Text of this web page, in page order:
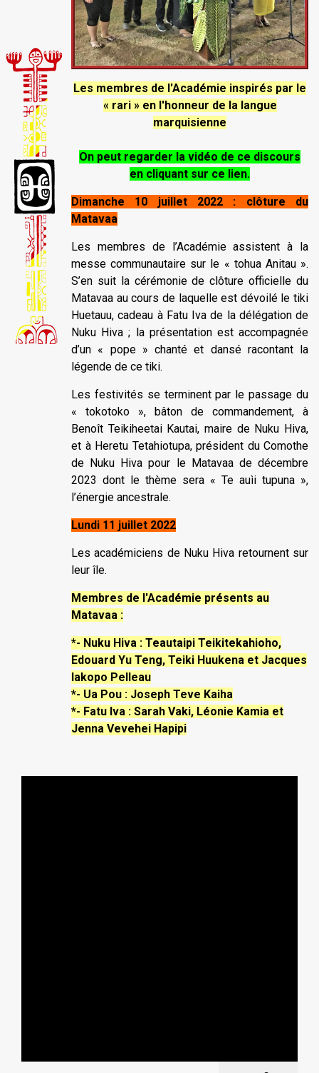
Les membres de l'Académie inspirés par le
« rari » en l'honneur de la langue
marquisienne
On peut regarder la vidéo de ce discours
en cliquant sur ce lien.
Dimanche 10 juillet 2022 : clôture du
Matavaa
Les membres de l’Académie assistent à la
messe communautaire sur le « tohua Anitau ».
S’en suit la cérémonie de clôture officielle du
Matavaa au cours de laquelle est dévoilé le tiki
Huetauu, cadeau à Fatu Iva de la délégation de
Nuku Hiva ; la présentation est accompagnée
d’un « pope » chanté et dansé racontant la
légende de ce tiki.
Les festivités se terminent par le passage du
« tokotoko », bâton de commandement, à
Benoît Teikiheetai Kautai, maire de Nuku Hiva,
et à Heretu Tetahiotupa, président du Comothe
de Nuku Hiva pour le Matavaa de décembre
2023 dont le thème sera « Te auìi tupuna »,
l’énergie ancestrale.
Lundi 11 juillet 2022
Les académiciens de Nuku Hiva retournent sur
leur île.
Membres de l'Académie présents au
Matavaa :
*- Nuku Hiva : Teautaipi Teikitekahioho,
Edouard Yu Teng, Teiki Huukena et Jacques
Iakopo Pelleau
*- Ua Pou : Joseph Teve Kaiha
*- Fatu Iva : Sarah Vaki, Léonie Kamia et
Jenna Vevehei Hapipi